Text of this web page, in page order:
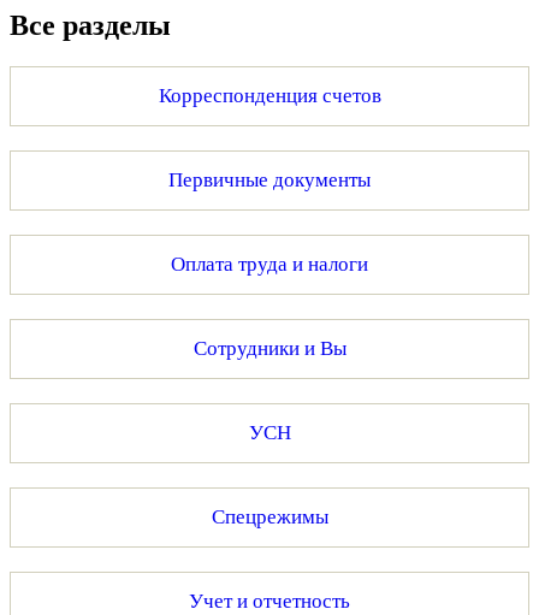
Все разделы
Корреспонденция счетов
Первичные документы
Оплата труда и налоги
Сотрудники и Вы
УСН
Спецрежимы
Учет и отчетность